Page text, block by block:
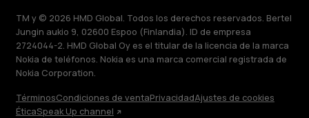
TM y © 2026 HMD Global. Todos los derechos reservados. Bertel
Jungin aukio 9, 02600 Espoo (Finlandia). ID de empresa
2724044-2. HMD Global Oy es el titular de la licencia de la marca
Nokia de teléfonos. Nokia es una marca comercial registrada de
Nokia Corporation.
TérminosCondiciones de ventaPrivacidadAjustes de cookies
ÉticaSpeak Up channel